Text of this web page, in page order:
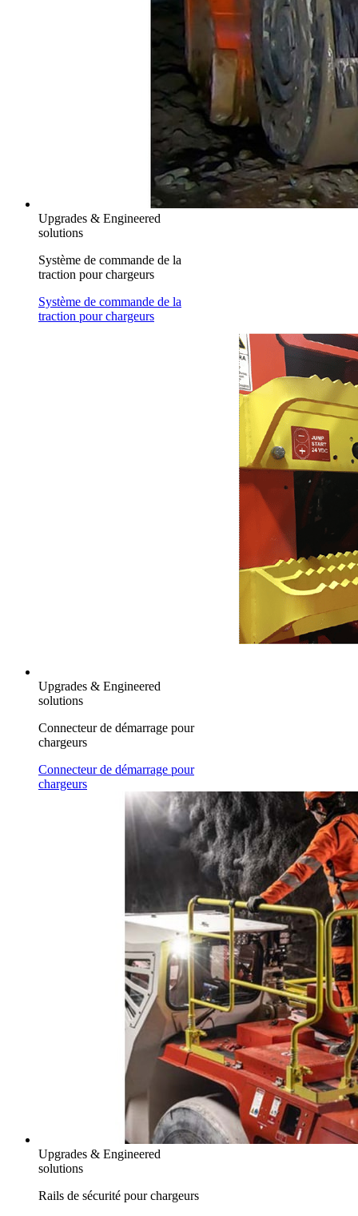
Upgrades & Engineered
solutions
Système de commande de la
traction pour chargeurs
Système de commande de la
traction pour chargeurs
Upgrades & Engineered
solutions
Connecteur de démarrage pour
chargeurs
Connecteur de démarrage pour
chargeurs
Upgrades & Engineered
solutions
Rails de sécurité pour chargeurs